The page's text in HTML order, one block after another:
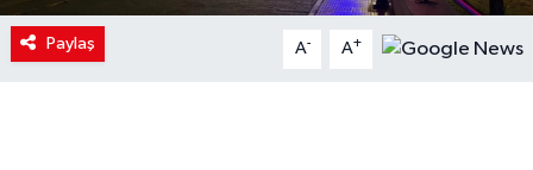
Paylaş A- A+